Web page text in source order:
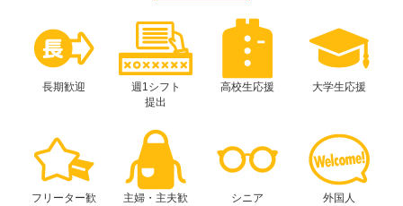
長期歓迎
週1シフト
提出
高校生応援 大学生応援
フリーター歓
主婦・主夫歓
シニア
外国人